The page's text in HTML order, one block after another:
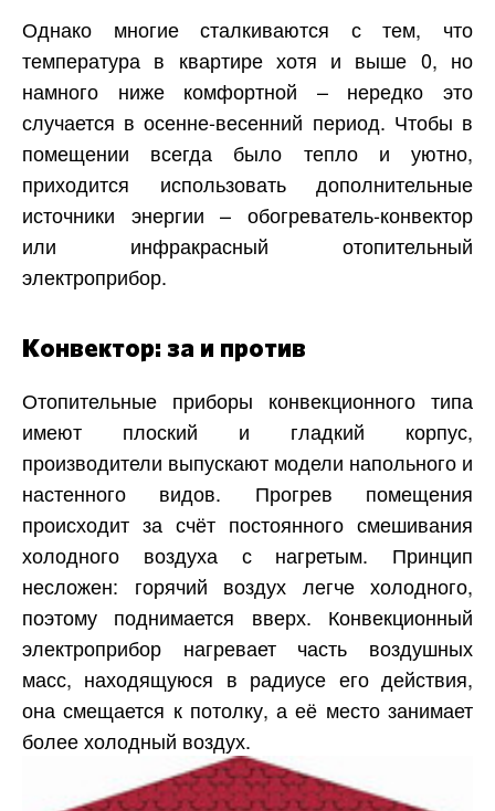
Однако многие сталкиваются с тем, что
температура в квартире хотя и выше 0, но
намного ниже комфортной – нередко это
случается в осенне-весенний период. Чтобы в
помещении всегда было тепло и уютно,
приходится использовать дополнительные
источники энергии – обогреватель-конвектор
или инфракрасный отопительный
электроприбор.
Конвектор: за и против
Отопительные приборы конвекционного типа
имеют плоский и гладкий корпус,
производители выпускают модели напольного и
настенного видов. Прогрев помещения
происходит за счёт постоянного смешивания
холодного воздуха с нагретым. Принцип
несложен: горячий воздух легче холодного,
поэтому поднимается вверх. Конвекционный
электроприбор нагревает часть воздушных
масс, находящуюся в радиусе его действия,
она смещается к потолку, а её место занимает
более холодный воздух.